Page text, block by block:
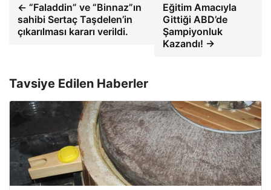
← “Faladdin” ve “Binnaz”ın
sahibi Sertaç Taşdelen’in
çıkarılması kararı verildi.
Eğitim Amacıyla
Gittiği ABD’de
Şampiyonluk
Kazandı! →
Tavsiye Edilen Haberler